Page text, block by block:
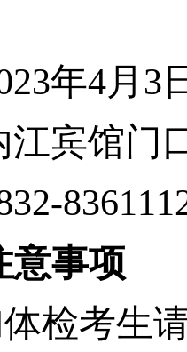
年4月3
江宾馆门
意事项
体检考生